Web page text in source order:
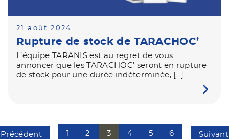
21 août 2024
Rupture de stock de TARACHOC’
L’équipe TARANIS est au regret de vous
annoncer que les TARACHOC’ seront en rupture
de stock pour une durée indéterminée, [...]
Précédent 2 3 4 5 6 Suivant